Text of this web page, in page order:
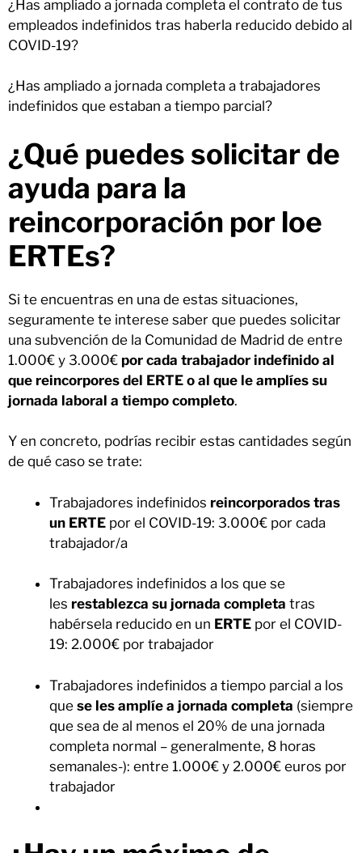
¿Has ampliado a jornada completa el contrato de tus
empleados indefinidos tras haberla reducido debido al
COVID-19?
¿Has ampliado a jornada completa a trabajadores
indefinidos que estaban a tiempo parcial?
¿Qué puedes solicitar de
ayuda para la
reincorporación por loe
ERTEs?
Si te encuentras en una de estas situaciones,
seguramente te interese saber que puedes solicitar
una subvención de la Comunidad de Madrid de entre
1.000€ y 3.000€ por cada trabajador indefinido al
que reincorpores del ERTE o al que le amplíes su
jornada laboral a tiempo completo.
Y en concreto, podrías recibir estas cantidades según
de qué caso se trate:
Trabajadores indefinidos reincorporados tras
un ERTE por el COVID-19: 3.000€ por cada
trabajador/a
Trabajadores indefinidos a los que se
les restablezca su jornada completa tras
habérsela reducido en un ERTE por el COVID-
19: 2.000€ por trabajador
Trabajadores indefinidos a tiempo parcial a los
que se les amplíe a jornada completa (siempre
que sea de al menos el 20% de una jornada
completa normal – generalmente, 8 horas
semanales-): entre 1.000€ y 2.000€ euros por
trabajador